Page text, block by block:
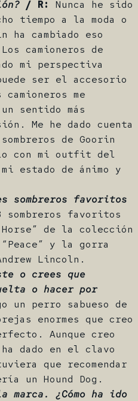
/ R:
Nunca he sido
tiempo a la moda o
ha cambiado eso
camioneros de
mi perspectiva
ser el accesorio
camioneros me
sentido más
Me he dado cuenta
de Goorin
con mi outfit del
estado de ánimo y
sombreros favoritos
sombreros favoritos
de la colección
y la gorra
Lincoln.
o crees que
o hacer por
un perro sabueso de
enormes que creo
Aunque creo
dado en el clavo
que recomendar
un Hound Dog.
marca. ¿Cómo ha ido